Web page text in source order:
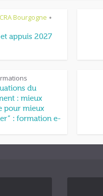
Bourgogne •
appuis 2027
du
: mieux
pour mieux
: formation e-